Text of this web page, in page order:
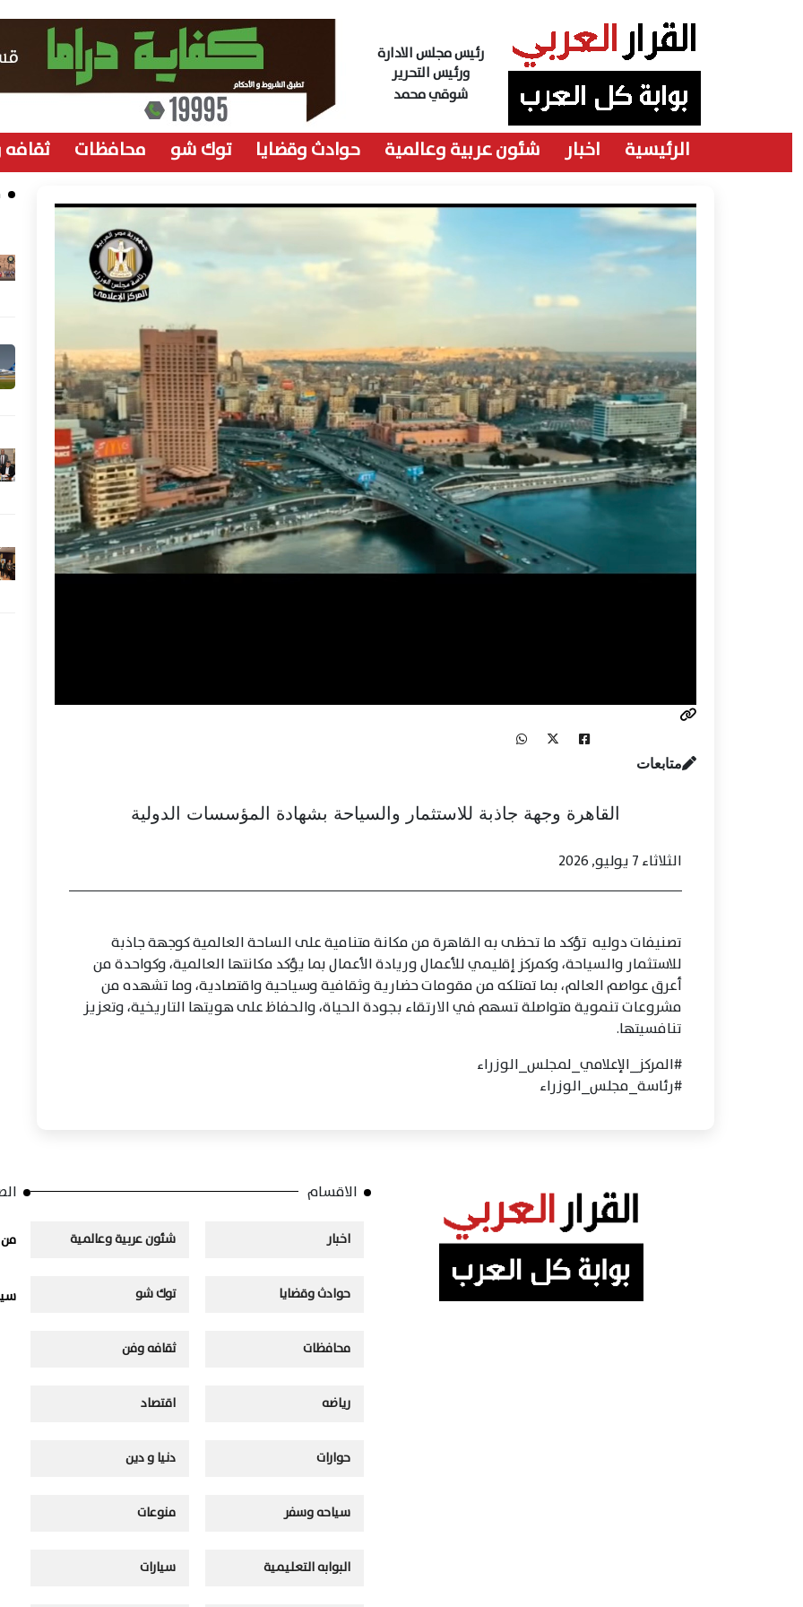
رئيس مجلس الادارة
ورئيس التحرير
شوقي محمد
الرئيسية اخبار شئون عربية وعالمية حوادث وقضايا توك شو محافظات
متابعات
القاهرة وجهة جاذبة للاستثمار والسياحة بشهادة المؤسسات الدولية
الثلاثاء 7 يوليو, 2026
تصنيفات دوليه تؤكد ما تحظى به القاهرة من مكانة متنامية على الساحة العالمية كوجهة جاذبة
للاستثمار والسياحة، وكمركز إقليمي للأعمال وريادة الأعمال بما يؤكد مكانتها العالمية، وكواحدة من
أعرق عواصم العالم، بما تمتلكه من مقومات حضارية وثقافية وسياحية واقتصادية، وما تشهده من
مشروعات تنموية متواصلة تسهم في الارتقاء بجودة الحياة، والحفاظ على هويتها التاريخية، وتعزيز
تنافسيتها.
#المركز_الإعلامي_لمجلس_الوزراء
#رئاسة_مجلس_الوزراء
الاقسام
اخبار شئون عربية وعالمية
حوادث وقضايا توك شو
محافظات ثقافه وفن
رياضه اقتصاد
حوارات دنيا و دين
سياحه وسفر منوعات
البوابه التعليمية سيارات